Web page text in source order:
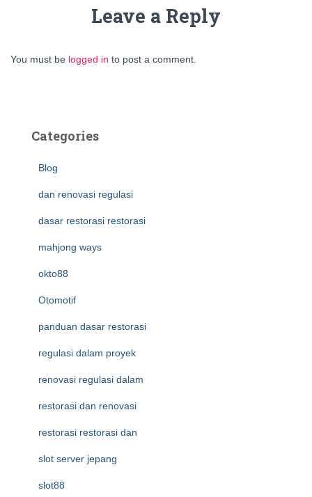
Leave a Reply
You must be logged in to post a comment.
Categories
Blog
dan renovasi regulasi
dasar restorasi restorasi
mahjong ways
okto88
Otomotif
panduan dasar restorasi
regulasi dalam proyek
renovasi regulasi dalam
restorasi dan renovasi
restorasi restorasi dan
slot server jepang
slot88